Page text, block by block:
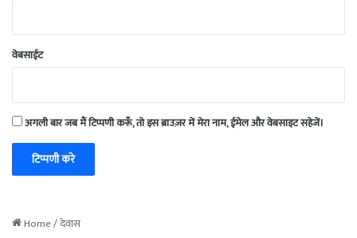
वेबसाईट
अगली बार जब मैं टिप्पणी करूँ, तो इस ब्राउज़र में मेरा नाम, ईमेल और वेबसाइट सहेजें।